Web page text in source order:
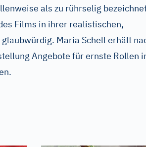
als zu rührselig
Films in ihrer realistischen,
Maria Schell erhält
Angebote für ernste Rollen